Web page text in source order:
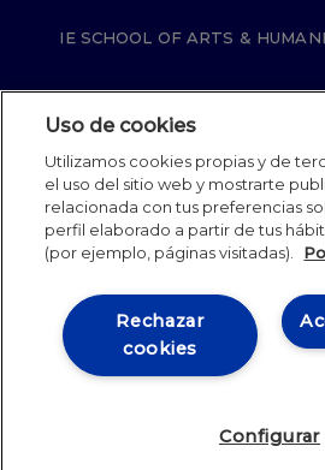
IE SCHOOL OF ARTS &
Aviso legal
Política de Cookies
Student Academic Standards
Site Map
IE University
Uso de cookies
Utilizamos cookies propias y de
el uso del sitio web y mostrarte
relacionada con tus preferencias
perfil elaborado a partir de tus
(por ejemplo, páginas visitadas).
Rechazar
cookies
Configurar